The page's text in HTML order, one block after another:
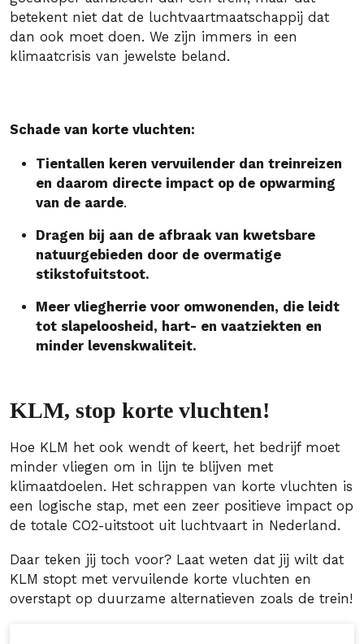
betekent niet dat de luchtvaartmaatschappij dat
dan ook moet doen. We zijn immers in een
klimaatcrisis van jewelste beland.
Schade van korte vluchten:
Tientallen keren vervuilender dan treinreizen
en daarom directe impact op de opwarming
van de aarde.
Dragen bij aan de afbraak van kwetsbare
natuurgebieden door de overmatige
stikstofuitstoot.
Meer vliegherrie voor omwonenden, die leidt
tot slapeloosheid, hart- en vaatziekten en
minder levenskwaliteit.
KLM, stop korte vluchten!
Hoe KLM het ook wendt of keert, het bedrijf moet
minder vliegen om in lijn te blijven met
klimaatdoelen. Het schrappen van korte vluchten is
een logische stap, met een zeer positieve impact op
de totale CO2-uitstoot uit luchtvaart in Nederland.
Daar teken jij toch voor? Laat weten dat jij wilt dat
KLM stopt met vervuilende korte vluchten en
overstapt op duurzame alternatieven zoals de trein!